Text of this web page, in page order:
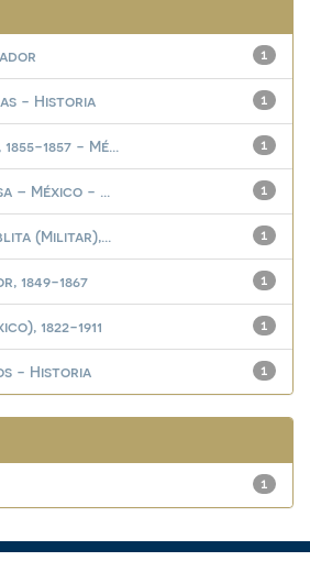
1
1
- Historia
1
1857 - Mé...
1
– México - ...
1
(Militar),...
1
1849-1867
1
1822-1911
1
- Historia
1